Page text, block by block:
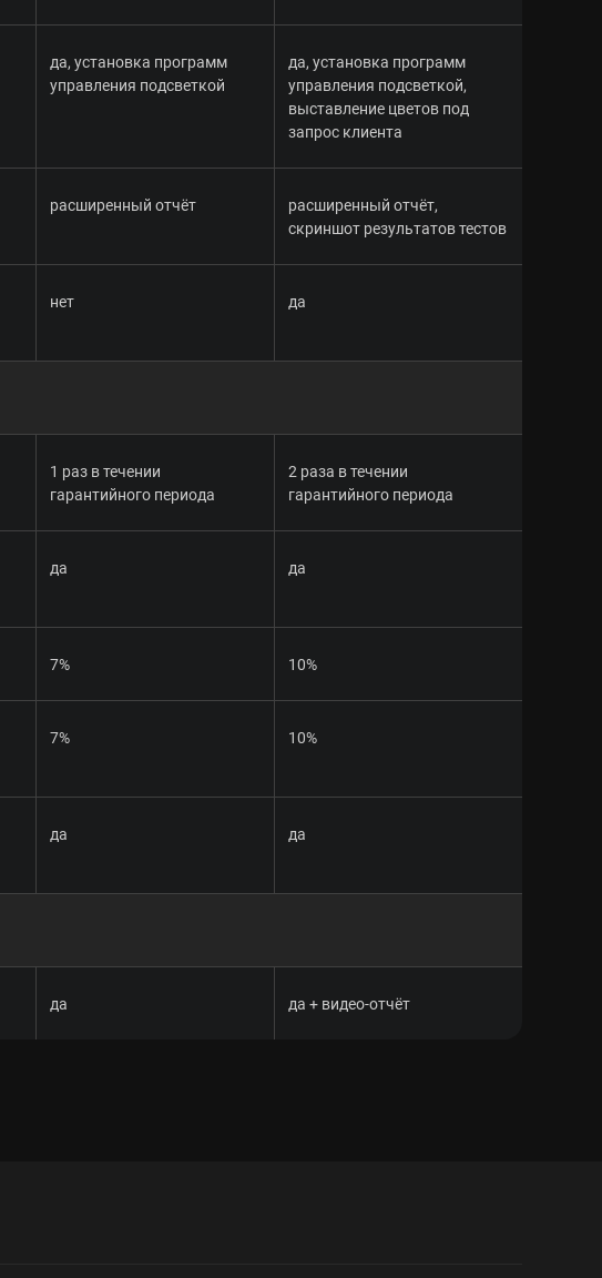
да, установка программ
управления подсветкой
да, установка программ
управления подсветкой,
выставление цветов под
запрос клиента
расширенный отчёт
расширенный отчёт,
скриншот результатов тестов
нет да
1 раз в течении
гарантийного периода
2 раза в течении
гарантийного периода
да да
7% 10%
7% 10%
да да
да да + видео-отчёт